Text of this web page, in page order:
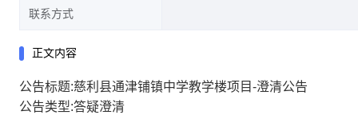
联系方式
正文内容
公告标题:慈利县通津铺镇中学教学楼项目-澄清公告
公告类型:答疑澄清